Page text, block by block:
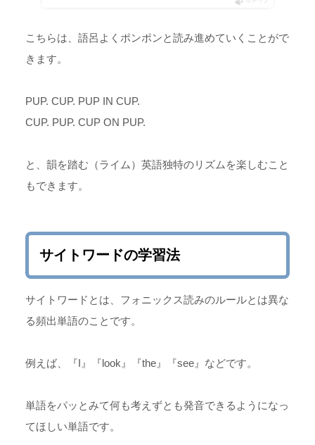
こちらは、語呂よくポンポンと読み進めていくことがで
きます。
PUP. CUP. PUP IN CUP.
CUP. PUP. CUP ON PUP.
と、韻を踏む（ライム）英語独特のリズムを楽しむこと
もできます。
サイトワードの学習法
サイトワードとは、フォニックス読みのルールとは異な
る頻出単語のことです。
例えば、『I』『look』『the』『see』などです。
単語をパッとみて何も考えずとも発音できるようになっ
てほしい単語です。